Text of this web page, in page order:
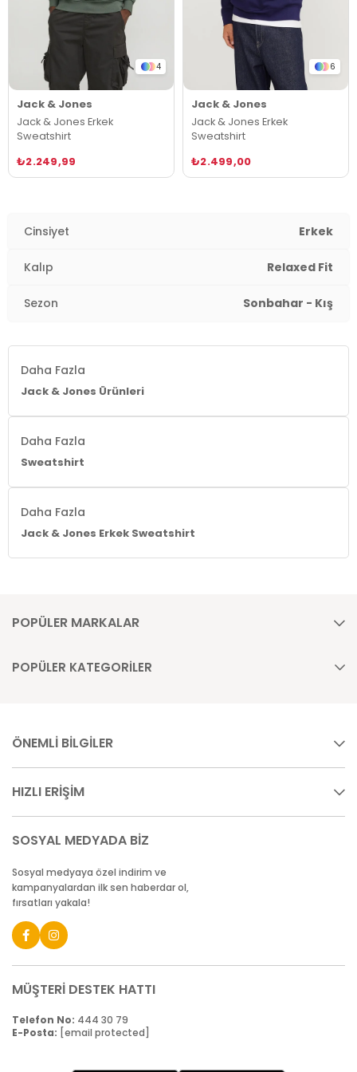
4
Jack & Jones
Jack & Jones Erkek
Sweatshirt
₺2.249,99
6
Jack & Jones
Jack & Jones Erkek
Sweatshirt
₺2.499,00
Cinsiyet Erkek
Kalıp Relaxed Fit
Sezon Sonbahar - Kış
Daha Fazla
Jack & Jones Ürünleri
Daha Fazla
Sweatshirt
Daha Fazla
Jack & Jones Erkek Sweatshirt
POPÜLER MARKALAR
POPÜLER KATEGORİLER
ÖNEMLİ BİLGİLER
HIZLI ERİŞİM
SOSYAL MEDYADA BİZ
Sosyal medyaya özel indirim ve
kampanyalardan ilk sen haberdar ol,
fırsatları yakala!
MÜŞTERİ DESTEK HATTI
Telefon No: 444 30 79
E-Posta: [email protected]